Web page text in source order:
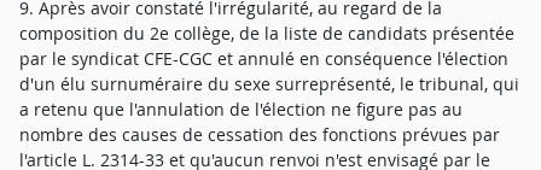
9. Après avoir constaté l'irrégularité, au regard de la
composition du 2e collège, de la liste de candidats présentée
par le syndicat CFE-CGC et annulé en conséquence l'élection
d'un élu surnuméraire du sexe surreprésenté, le tribunal, qui
a retenu que l'annulation de l'élection ne figure pas au
nombre des causes de cessation des fonctions prévues par
l'article L. 2314-33 et qu'aucun renvoi n'est envisagé par le